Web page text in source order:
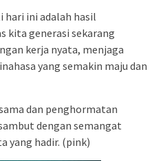
hari ini adalah hasil
kita generasi sekarang
kerja nyata, menjaga
yang semakin maju dan
dan penghormatan
dengan semangat
yang hadir. (pink)